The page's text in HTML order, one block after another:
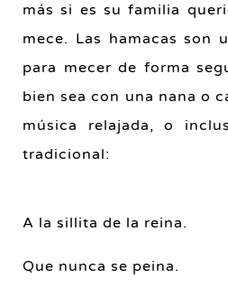
más si es su familia
mece. Las hamacas son
para mecer de forma
bien sea con una nana o
música relajada, o
tradicional:
A la sillita de la reina.
Que nunca se peina.